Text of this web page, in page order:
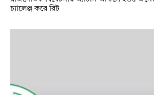
চ্যালেঞ্জ করে রিট